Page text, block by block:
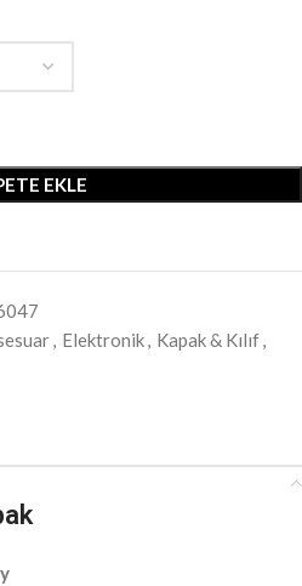
EKLE
, Elektronik, Kapak & Kılıf,